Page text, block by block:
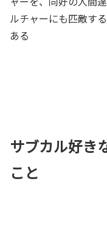
ルチャーにも匹敵す
ある
サブカル好き
こと